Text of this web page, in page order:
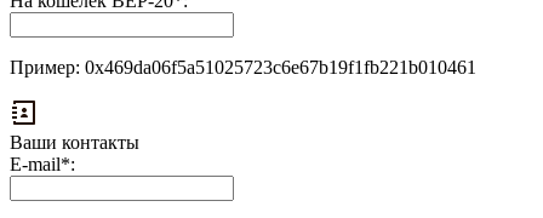
Пример: 0x469da06f5a51025723c6e67b19f1fb221b010461
Ваши контакты
Выплаты
доп.
E-mail*: